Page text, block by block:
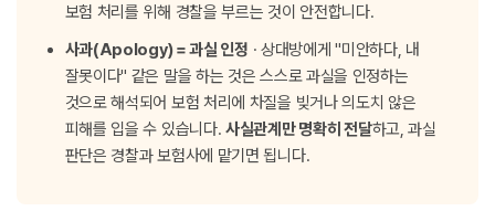
보험 처리를 위해 경찰을 부르는 것이 안전합니다.
사과(Apology) = 과실 인정 · 상대방에게 "미안하다, 내
잘못이다" 같은 말을 하는 것은 스스로 과실을 인정하는
것으로 해석되어 보험 처리에 차질을 빚거나 의도치 않은
피해를 입을 수 있습니다.사실관계만 명확히 전달하고, 과실
판단은 경찰과 보험사에 맡기면 됩니다.